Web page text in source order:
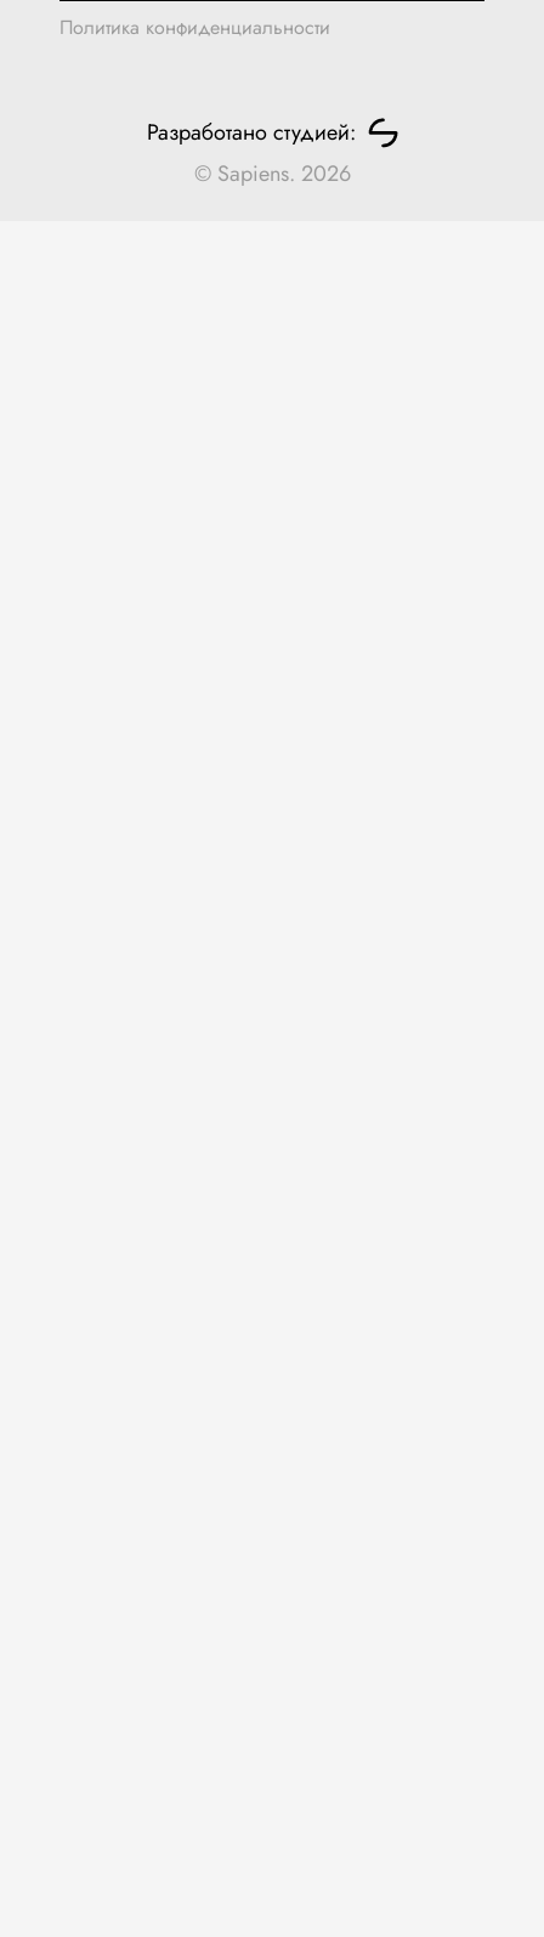
Политика конфиденциальности
Разработано студией:
© Sapiens. 2026